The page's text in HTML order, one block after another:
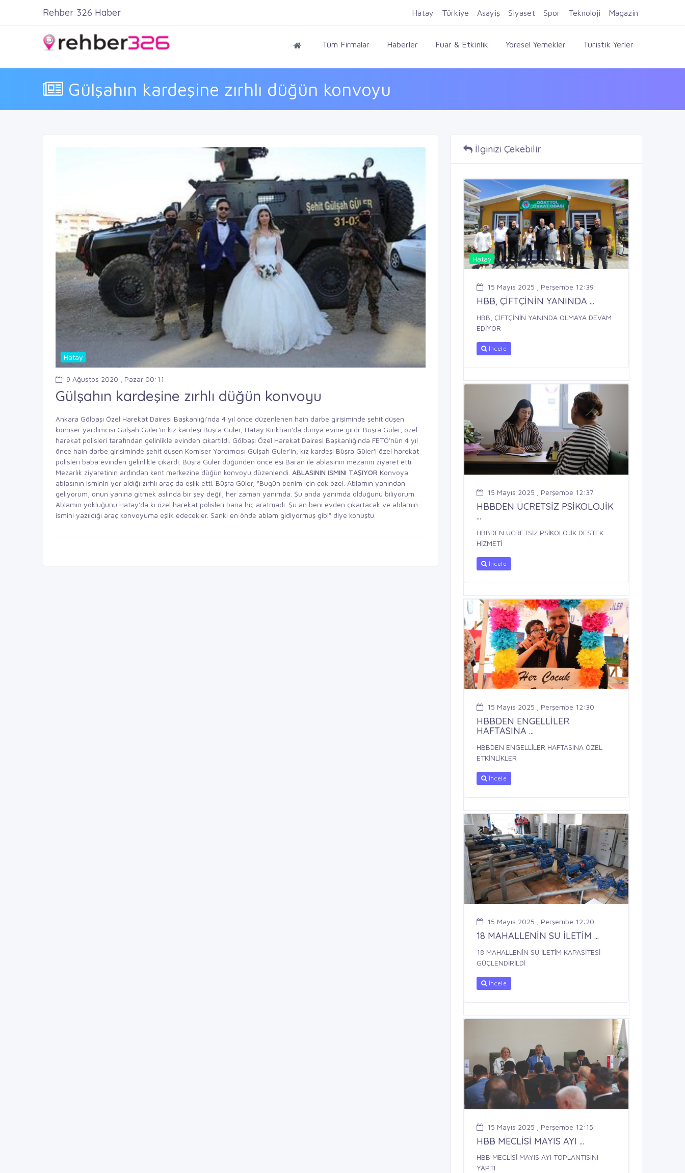
Firma Ekle Kayıt Ol Giriş Yap
Tüm Firmalar Haberler Fuar & Etkinlik Yöresel Yemekler Turistik Yerler
Gülşahın kardeşine zırhlı düğün konvoyu
Rehber 326 Haber Hatay Türkiye Asayiş Siyaset Spor Teknoloji Magazin
Hatay
9 Ağustos 2020 , Pazar 00:11
Gülşahın kardeşine zırhlı düğün konvoyu
Ankara Gölbaşı Özel Harekat Dairesi Başkanlığı'nda 4 yıl önce düzenlenen hain darbe girişiminde şehit düşen
komiser yardımcısı Gülşah Güler'in kız kardeşi Büşra Güler, Hatay Kırıkhan'da dünya evine girdi. Büşra Güler, özel
harekat polisleri tarafından gelinlikle evinden çıkartıldı. Gölbaşı Özel Harekat Dairesi Başkanlığında FETÖ'nün 4 yıl
önce hain darbe girişiminde şehit düşen Komiser Yardımcısı Gülşah Güler'in, kız kardeşi Büşra Güler'i özel harekat
polisleri baba evinden gelinlikle çıkardı. Büşra Güler düğünden önce eşi Baran ile ablasının mezarını ziyaret etti.
Mezarlık ziyaretinin ardından kent merkezine düğün konvoyu düzenlendi. ABLASININ ISMINI TAŞIYOR Konvoya
ablasının isminin yer aldığı zırhlı araç da eşlik etti. Büşra Güler, "Bugün benim için çok özel. Ablamın yanından
geliyorum, onun yanına gitmek aslında bir şey değil, her zaman yanımda. Şu anda yanımda olduğunu biliyorum.
Ablamın yokluğunu Hatay'da ki özel harekat polisleri bana hiç aratmadı. Şu an beni evden çıkartacak ve ablamın
ismini yazıldığı araç konvoyuma eşlik edecekler. Sanki en önde ablam gidiyormuş gibi" diye konuştu.
İlginizi Çekebilir
Hatay
15 Mayıs 2025 , Perşembe 12:39
HBB, ÇİFTÇİNİN YANINDA ...
HBB, ÇİFTÇİNİN YANINDA OLMAYA DEVAM
EDİYOR
İncele
15 Mayıs 2025 , Perşembe 12:37
HBBDEN ÜCRETSİZ PSİKOLOJİK
...
HBBDEN ÜCRETSİZ PSİKOLOJİK DESTEK
HİZMETİ
İncele
15 Mayıs 2025 , Perşembe 12:30
HBBDEN ENGELLİLER
HAFTASINA ...
HBBDEN ENGELLİLER HAFTASINA ÖZEL
ETKİNLİKLER
İncele
15 Mayıs 2025 , Perşembe 12:20
18 MAHALLENİN SU İLETİM ...
18 MAHALLENİN SU İLETİM KAPASİTESİ
GÜÇLENDİRİLDİ
İncele
15 Mayıs 2025 , Perşembe 12:15
HBB MECLİSİ MAYIS AYI ...
HBB MECLİSİ MAYIS AYI TOPLANTISINI
YAPTI